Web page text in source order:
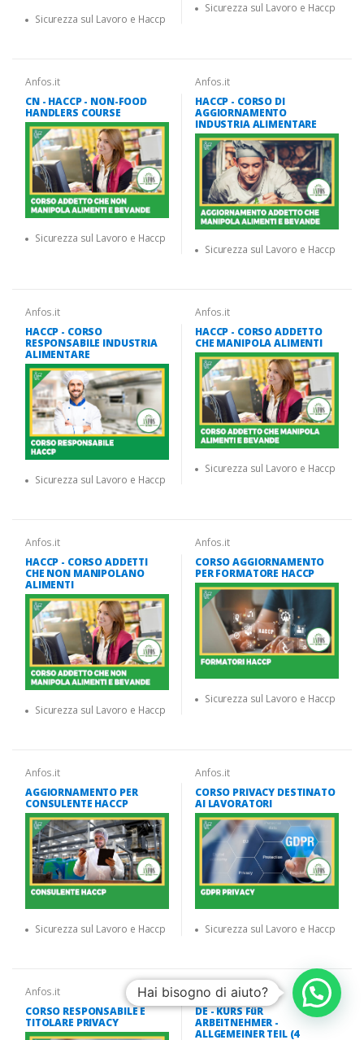
Hai bisogno di aiuto?
Sicurezza sul Lavoro e Haccp
Sicurezza sul Lavoro e Haccp
Anfos.it
CN - HACCP - NON-FOOD
HANDLERS COURSE
Sicurezza sul Lavoro e Haccp
Anfos.it
HACCP - CORSO DI
AGGIORNAMENTO
INDUSTRIA ALIMENTARE
Sicurezza sul Lavoro e Haccp
Anfos.it
HACCP - CORSO
RESPONSABILE INDUSTRIA
ALIMENTARE
Sicurezza sul Lavoro e Haccp
Anfos.it
HACCP - CORSO ADDETTO
CHE MANIPOLA ALIMENTI
Sicurezza sul Lavoro e Haccp
Anfos.it
HACCP - CORSO ADDETTI
CHE NON MANIPOLANO
ALIMENTI
Sicurezza sul Lavoro e Haccp
Anfos.it
CORSO AGGIORNAMENTO
PER FORMATORE HACCP
Sicurezza sul Lavoro e Haccp
Anfos.it
AGGIORNAMENTO PER
CONSULENTE HACCP
Sicurezza sul Lavoro e Haccp
Anfos.it
CORSO PRIVACY DESTINATO
AI LAVORATORI
Sicurezza sul Lavoro e Haccp
Anfos.it
CORSO RESPONSABILE E
TITOLARE PRIVACY
Anfos.it
DE - KURS FüR
ARBEITNEHMER -
ALLGEMEINER TEIL (4